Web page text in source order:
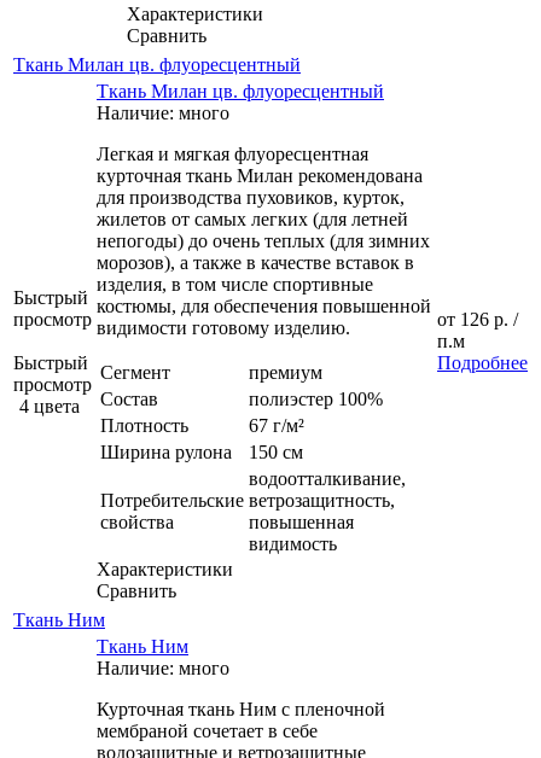
Характеристики
Сравнить
Ткань Милан цв. флуоресцентный
Быстрый
просмотр
Быстрый
просмотр
4 цвета
Ткань Милан цв. флуоресцентный
Наличие: много
Легкая и мягкая флуоресцентная
курточная ткань Милан рекомендована
для производства пуховиков, курток,
жилетов от самых легких (для летней
непогоды) до очень теплых (для зимних
морозов), а также в качестве вставок в
изделия, в том числе спортивные
костюмы, для обеспечения повышенной
видимости готовому изделию.
Сегмент
премиум
Состав
полиэстер 100%
Плотность
67 г/м²
Ширина рулона
150 см
Потребительские
свойства
водоотталкивание,
ветрозащитность,
повышенная
видимость
Характеристики
Сравнить
от 126 р. /
п.м
Подробнее
Ткань Ним
Ткань Ним
Наличие: много
Курточная ткань Ним с пленочной
мембраной сочетает в себе
водозащитные и ветрозащитные